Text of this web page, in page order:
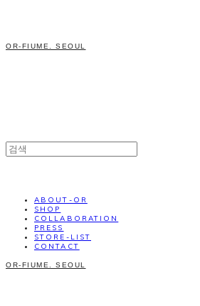
OR-FIUME. SEOUL
ABOUT-OR
SHOP
COLLABORATION
PRESS
STORE-LIST
CONTACT
OR-FIUME. SEOUL